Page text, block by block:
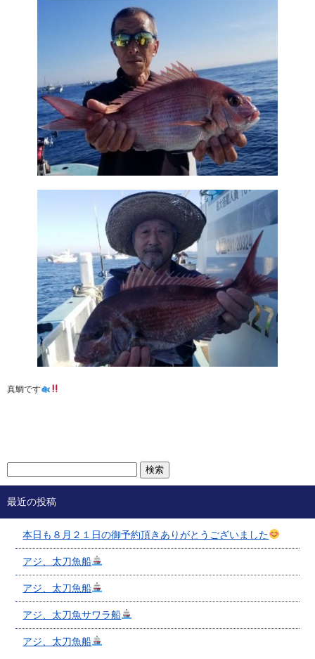
真鯛です
最近の投稿
本日も８月２１日の御予約頂きありがとうございました
アジ、太刀魚船
アジ、太刀魚船
アジ、太刀魚サワラ船
アジ、太刀魚船